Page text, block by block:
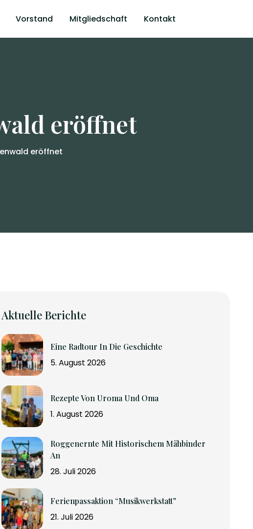
Vorstand Mitgliedschaft Kontakt
eröffnet
eröffnet
Aktuelle Berichte
Eine Radtour In Die Geschichte
5. August 2026
Rezepte Von Uroma Und Oma
1. August 2026
Roggenernte Mit Historischem Mähbinder
An
28. Juli 2026
Ferienpassaktion “Musikwerkstatt”
21. Juli 2026